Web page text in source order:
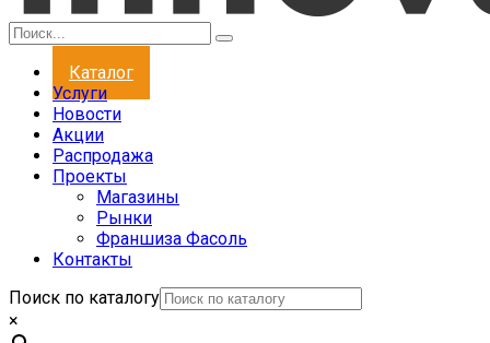
Каталог
Услуги
Новости
Акции
Распродажа
Проекты
Магазины
Рынки
Франшиза Фасоль
Контакты
Поиск по каталогу
×